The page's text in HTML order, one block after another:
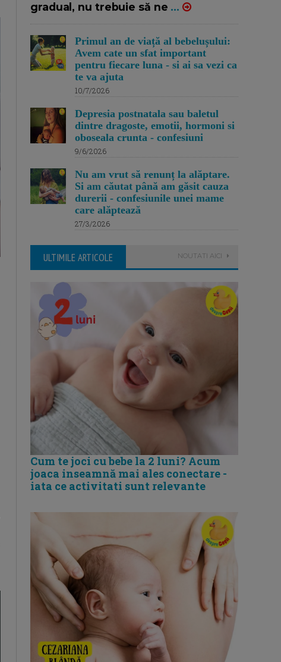
gradual, nu trebuie să ne ...
Primul an de viață al bebelușului:
Avem cate un sfat important
pentru fiecare luna - si ai sa vezi ca
te va ajuta
10/7/2026
Depresia postnatala sau baletul
dintre dragoste, emotii, hormoni si
oboseala crunta - confesiuni
9/6/2026
Nu am vrut să renunț la alăptare.
Si am căutat până am găsit cauza
durerii - confesiunile unei mame
care alăptează
27/3/2026
ULTIMILE ARTICOLE NOUTATI AICI
Cum te joci cu bebe la 2 luni? Acum
joaca inseamnă mai ales conectare -
iata ce activitati sunt relevante